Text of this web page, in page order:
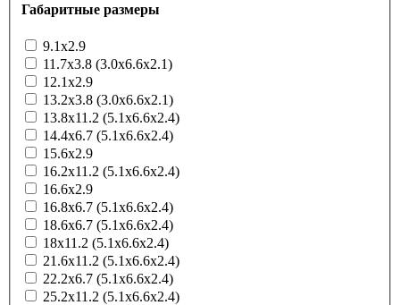
Габаритные размеры
9.1x2.9
11.7x3.8 (3.0x6.6x2.1)
12.1x2.9
13.2x3.8 (3.0x6.6x2.1)
13.8x11.2 (5.1x6.6x2.4)
14.4x6.7 (5.1x6.6x2.4)
15.6x2.9
16.2x11.2 (5.1x6.6x2.4)
16.6x2.9
16.8x6.7 (5.1x6.6x2.4)
18.6x6.7 (5.1x6.6x2.4)
18x11.2 (5.1x6.6x2.4)
21.6x11.2 (5.1x6.6x2.4)
22.2x6.7 (5.1x6.6x2.4)
25.2x11.2 (5.1x6.6x2.4)